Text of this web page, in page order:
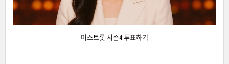
미스트롯 시즌4 투표하기